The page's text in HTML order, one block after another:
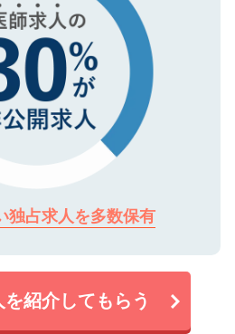
独占求人を多数保有
紹介してもらう